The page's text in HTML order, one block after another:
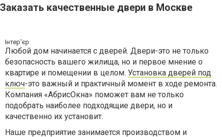
Заказать качественные двери в Москве
Інтер'єр
Любой дом начинается с дверей. Двери-это не только
безопасность вашего жилища, но и первое мнение о
квартире и помещении в целом. Установка дверей под
ключ-это важный и практичный момент в ходе ремонта.
Компания «АбрисОкна» поможет вам не только
подобрать наиболее подходящие двери, но и
качественно их установит.
Наше предприятие занимается производством и